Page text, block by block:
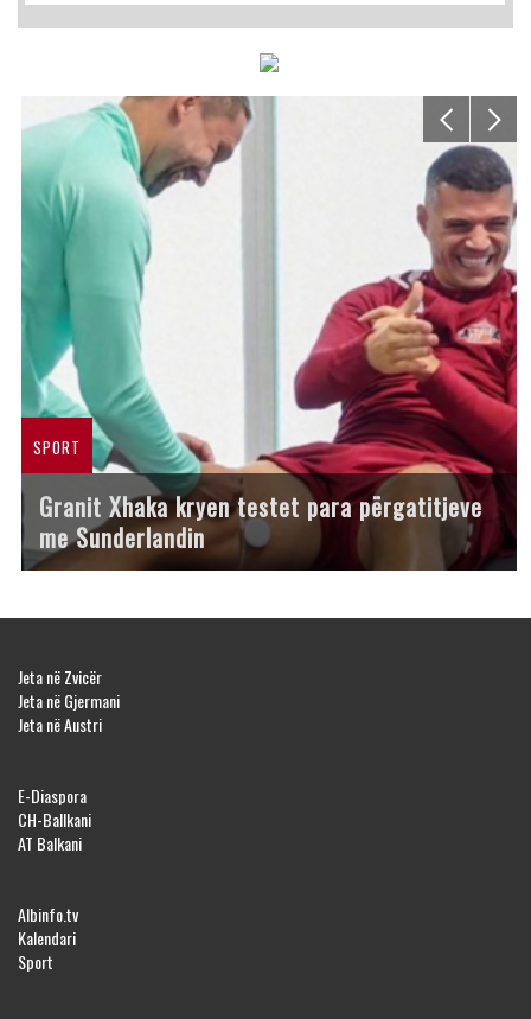
SPORT
Granit Xhaka kryen testet para përgatitjeve
me Sunderlandin
Jeta në Zvicër
Jeta në Gjermani
Jeta në Austri
E-Diaspora
CH-Ballkani
AT Balkani
Albinfo.tv
Kalendari
Sport